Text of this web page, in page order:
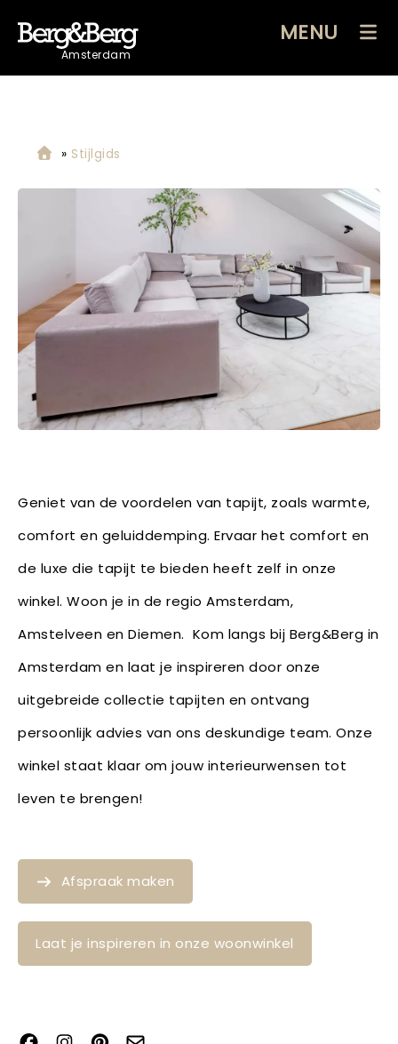
Amsterdam
MENU
» Stijlgids
Geniet van de voordelen van tapijt, zoals warmte,
comfort en geluiddemping. Ervaar het comfort en
de luxe die tapijt te bieden heeft zelf in onze
winkel. Woon je in de regio Amsterdam,
Amstelveen en Diemen. Kom langs bij Berg&Berg in
Amsterdam en laat je inspireren door onze
uitgebreide collectie tapijten en ontvang
persoonlijk advies van ons deskundige team. Onze
winkel staat klaar om jouw interieurwensen tot
leven te brengen!
Afspraak maken
Laat je inspireren in onze woonwinkel